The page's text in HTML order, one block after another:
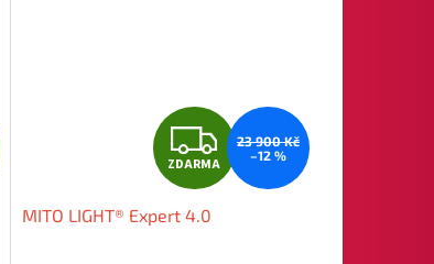
Z
D
ZDARMA
23 900 Kč
–12 %
MITO LIGHT® Expert 4.0